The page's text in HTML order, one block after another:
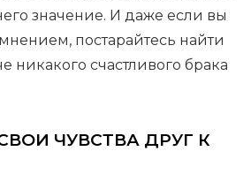
значение. И даже если вы
постарайтесь найти
никакого счастливого брака
ЧУВСТВА ДРУГ К